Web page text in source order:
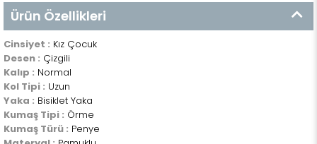
Ürün Özellikleri
Cinsiyet : Kız Çocuk
Desen : Çizgili
Kalıp : Normal
Kol Tipi : Uzun
Yaka : Bisiklet Yaka
Kumaş Tipi : Örme
Kumaş Türü : Penye